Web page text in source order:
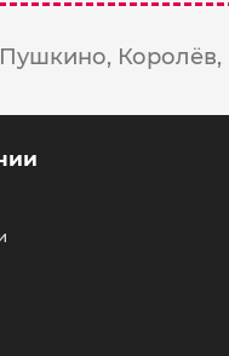
Пушкино, Королёв,